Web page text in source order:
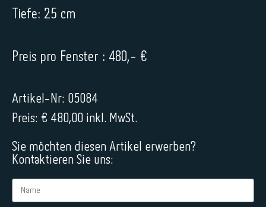
Tiefe: 25 cm
Preis pro Fenster : 480,- €
Artikel-Nr: 05084
Preis: € 480,00 inkl. MwSt.
Sie möchten diesen Artikel erwerben?
Kontaktieren Sie uns: